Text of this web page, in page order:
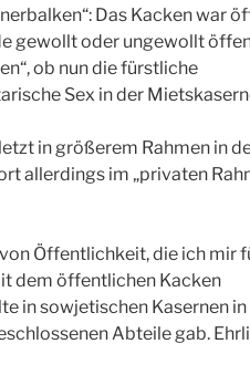
Das Kacken war
gewollt oder ungewollt
ob nun die fürstliche
Sex in der
in größerem Rahmen in
allerdings im „privaten
Öffentlichkeit, die ich mir
dem öffentlichen Kacken
in sowjetischen Kasernen in
Abteile gab.